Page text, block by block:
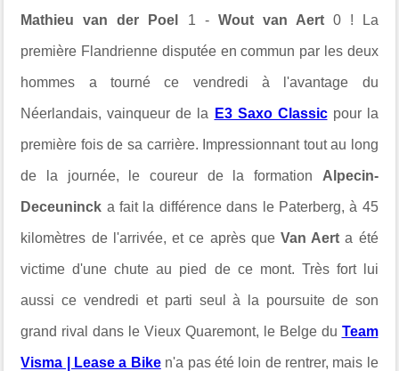
Mathieu van der Poel 1 - Wout van Aert0 ! La
première Flandrienne disputée en commun par les deux
hommes a tourné ce vendredi à l'avantage du
Néerlandais, vainqueur de la E3 Saxo Classicpour la
première fois de sa carrière. Impressionnant tout au long
de la journée, le coureur de la formation Alpecin-
Deceuninck a fait la différence dans le Paterberg, à 45
kilomètres de l'arrivée, et ce après que Van Aert a été
victime d'une chute au pied de ce mont. Très fort lui
aussi ce vendredi et parti seul à la poursuite de son
grand rival dans le Vieux Quaremont, le Belge du Team
Visma | Lease a Biken'a pas été loin de rentrer, mais le